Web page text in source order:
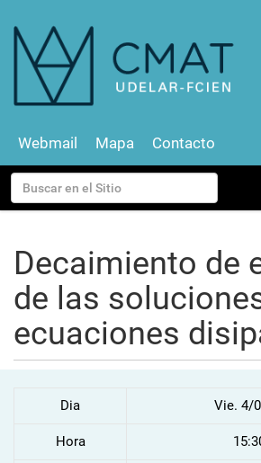
Buscar
Búsqueda Avanzada…
Webmail Mapa Contacto
v
Decaimiento de
de las
ecuaciones
Dia Vie. 4/
Hora